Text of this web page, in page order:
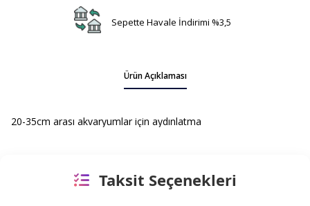
Sepette Havale İndirimi %3,5
Ürün Açıklaması
20-35cm arası akvaryumlar için aydınlatma
Taksit Seçenekleri